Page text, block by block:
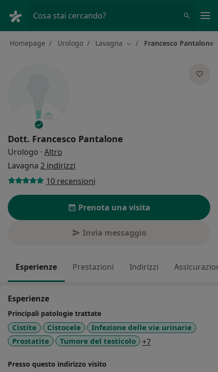
Cosa stai cercando?
Homepage Urologo Lavagna Cambia città
Francesco Pantalone
Dott. Francesco Pantalone
Urologo · Altro
Lavagna 2 indirizzi
10 recensioni
Prenota una visita
Invia messaggio
Esperienze Prestazioni Indirizzi
Esperienze
Principali patologie trattate
Cistite Cistocele
Infezione delle vie urinarie
Prostatite
Tumore del testicolo +7
Presso questo indirizzo visito